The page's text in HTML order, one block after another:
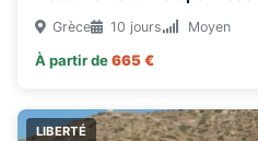
Grèce 10 jours Moyen
À partir de665 €
LIBERTÉ